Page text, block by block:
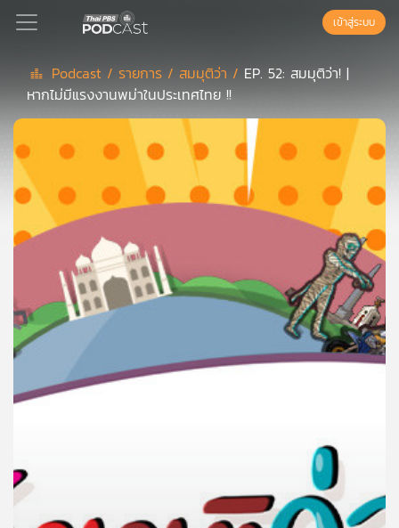
Podcast
เพล
ย์
ลิ
แนะนำ
เพล
ย์
ลิ
ของ
คุณ
เพลง
เข้าสู่ระบบ
Podcast / รายการ /สมมุติว่า / EP. 52: สมมุติว่า! |
หากไม่มีแรงงานพม่าในประเทศไทย !!